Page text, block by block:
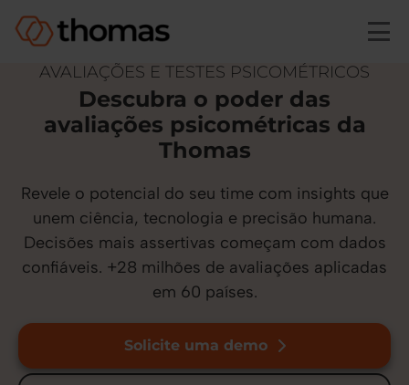
AVALIAÇÕES E TESTES PSICOMÉTRICOS
Descubra o poder das
avaliações psicométricas da
Thomas
Revele o potencial do seu time com insights que
unem ciência, tecnologia e precisão humana.
Decisões mais assertivas começam com dados
confiáveis. +28 milhões de avaliações aplicadas
em 60 países.
Solicite uma demo